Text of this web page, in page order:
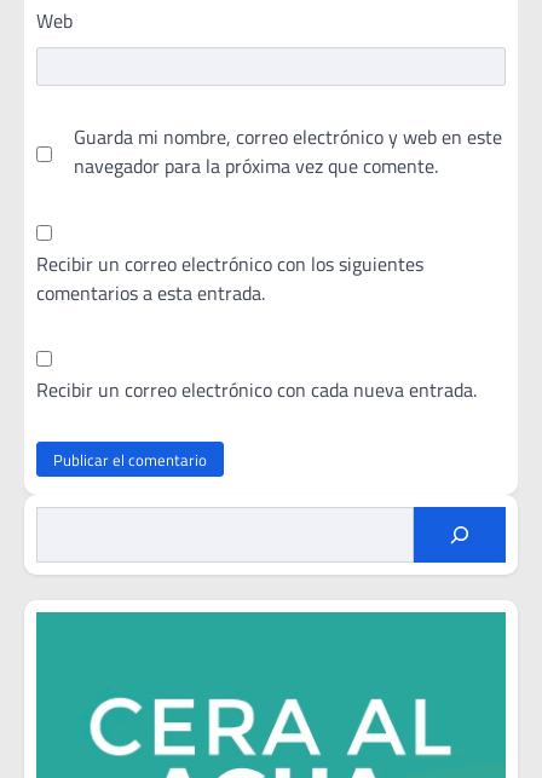
Web
Guarda mi nombre, correo electrónico y web en este
navegador para la próxima vez que comente.
Recibir un correo electrónico con los siguientes
comentarios a esta entrada.
Recibir un correo electrónico con cada nueva entrada.